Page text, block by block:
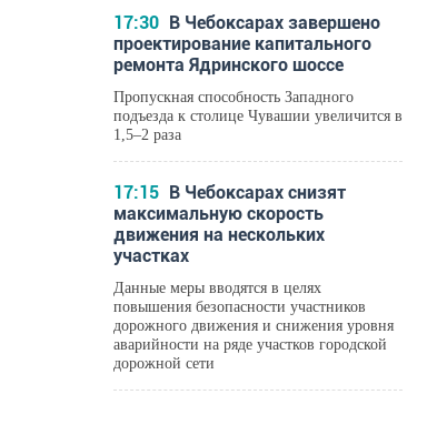
17:30
В Чебоксарах завершено
проектирование капитального
ремонта Ядринского шоссе
Пропускная способность Западного
подъезда к столице Чувашии увеличится в
1,5–2 раза
17:15
В Чебоксарах снизят
максимальную скорость
движения на нескольких
участках
Данные меры вводятся в целях
повышения безопасности участников
дорожного движения и снижения уровня
аварийности на ряде участков городской
дорожной сети